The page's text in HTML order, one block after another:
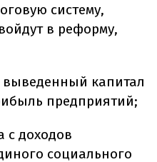
систему,
в реформу,
выведенный капитал
предприятий;
с доходов
социального